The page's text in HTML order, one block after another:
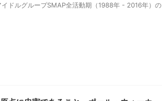
イドルグループSMAP全活動期（1988年 - 2016年）の